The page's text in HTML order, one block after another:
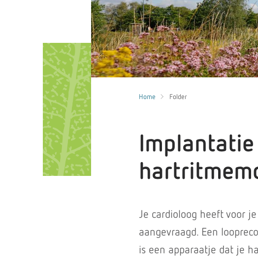
Home Folder
Implantatie
Je cardioloog heeft voor
aangevraagd. Een
is een apparaatje dat je